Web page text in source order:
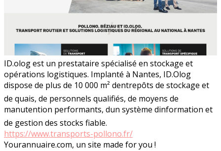
ID.olog est un prestataire spécialisé en stockage et
opérations logistiques. Implanté à Nantes, ID.Olog
dispose de plus de 10 000 m² dentrepôts de stockage et
de quais, de personnels qualifiés, de moyens de
manutention performants, dun système dinformation et
de gestion des stocks fiable.
https://www.transports-pollono.fr/
Yourannuaire.com, un site made for you !